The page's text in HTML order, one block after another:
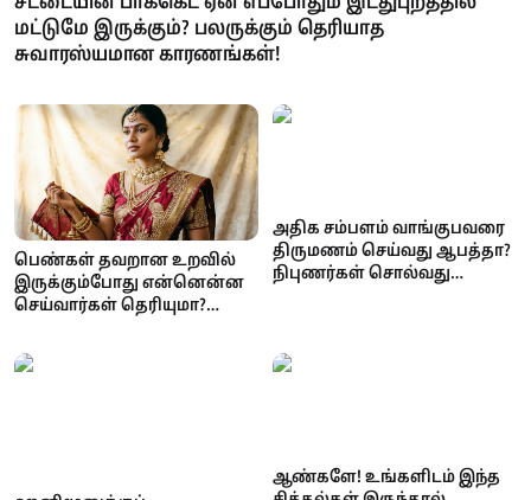
மட்டுமே இருக்கும்? பலருக்கும் தெரியாத
சுவாரஸ்யமான காரணங்கள்!
பெண்கள் தவறான உறவில்
இருக்கும்போது என்னென்ன
செய்வார்கள் தெரியுமா?
சொல்வது இதுதான்!
அதிக சம்பளம் வாங்குபவரை
திருமணம் செய்வது ஆபத்தா?
நிபுணர்கள் சொல்வது
ஆண்களே! உங்களிடம் இந்த